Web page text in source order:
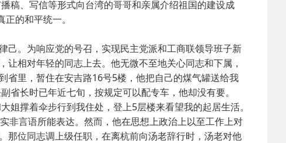
稿、写信等形式向台湾的哥哥和亲属介绍祖国的建设成
的和平统一。
。为响应党的号召，实现民主党派和工商联领导班子新
相对年轻的同志上去。他无微不至地关心同志和下属，
省里，暂住在安吉路16号5楼，他把自己的煤气罐送给我
长时已年近七旬，按规定可以配专车，他却没有要。
撑着伞步行到我住处，登上5层楼来看望我的起居生活。
非言语所能表达。然而，他在思想上政治上以至工作上对
那位同志调上级任职，在离杭前向汤老辞行时，汤老对他